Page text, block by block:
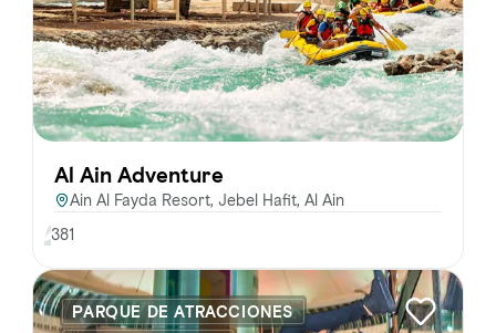
Al Ain Adventure
Ain Al Fayda Resort, Jebel Hafit, Al Ain
381
PARQUE DE ATRACCIONES